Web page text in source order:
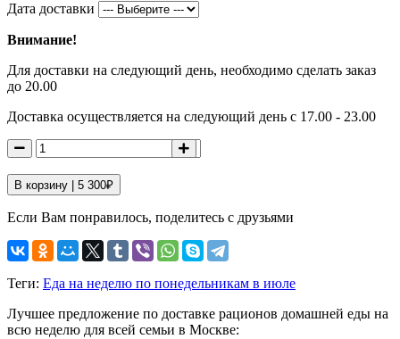
Дата доставки
Внимание!
Для доставки на следующий день, необходимо сделать заказ
до 20.00
Доставка осуществляется на следующий день с 17.00 - 23.00
В корзину | 5 300₽
Если Вам понравилось, поделитесь с друзьями
Теги: Еда на неделю по понедельникам в июле
Лучшее предложение по доставке рационов домашней еды на
всю неделю для всей семьи в Москве: